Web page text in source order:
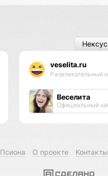
veselita.ru
Развлекательный
Веселита
Официальный
Нексус
Псиона О проекте Контакты